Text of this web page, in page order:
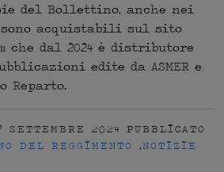
del Bollettino, anche nei
acquistabili sul sito
che dal 2024 è distributore
edite da ASMER e
Reparto.
2024 PUBBLICATO
DEL REGGIMENTO ,NOTIZIE